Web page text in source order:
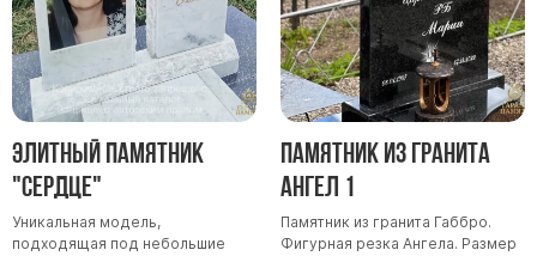
Элитные памятники
Резные памятники
Мемориальные комплексы
Памятники с полноформатным фото
Склеп
Cкульптуры ангел
Детские памятники
Элитный памятник
"Сердце"
Уникальная модель,
подходящая под небольшие
Памятник из гранита
Ангел 1
Памятник из гранита Габбро.
Фигурная резка Ангела. Размер